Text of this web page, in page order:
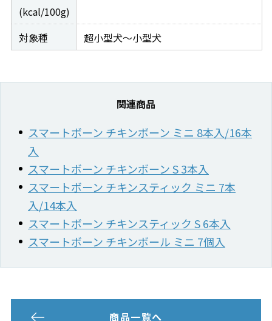
(kcal/100g)
対象種
超小型犬～小型犬
関連商品
スマートボーン チキンボーン ミニ 8本入/16本
入
スマートボーン チキンボーン S 3本入
スマートボーン チキンスティック ミニ 7本
入/14本入
スマートボーン チキンスティック S 6本入
スマートボーン チキンボール ミニ 7個入
商品一覧へ